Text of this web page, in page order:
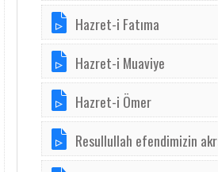
Hazret-i Fatıma
Hazret-i Muaviye
Hazret-i Ömer
Resullullah efendimizin